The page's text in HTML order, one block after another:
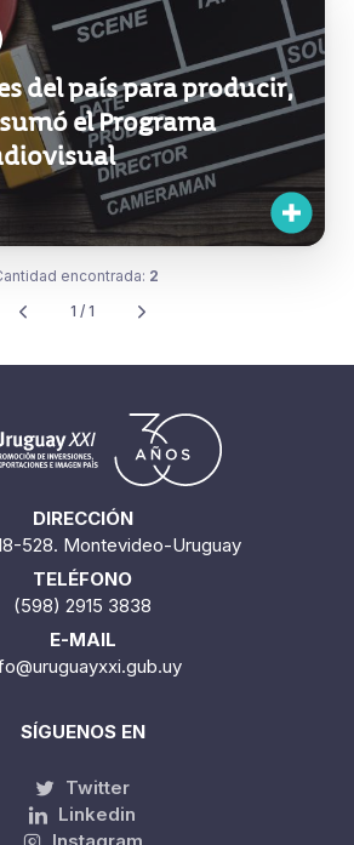
del país para producir,
el Programa
encontrada: 2
1 / 1
DIRECCIÓN
528. Montevideo-Uruguay
TELÉFONO
(598) 2915 3838
E-MAIL
SÍGUENOS EN
Twitter
Linkedin